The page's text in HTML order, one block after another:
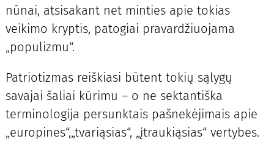
nūnai, atsisakant net minties apie tokias
veikimo kryptis, patogiai pravardžiuojama
„populizmu“.
Patriotizmas reiškiasi būtent tokių sąlygų
savajai šaliai kūrimu – o ne sektantiška
terminologija persunktais pašnekėjimais apie
„europines“,„tvariąsias“, „įtraukiąsias“ vertybes.